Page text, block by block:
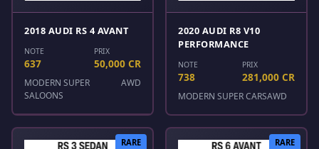
2018 AUDI RS 4 AVANT
NOTE
637
PRIX
50,000 CR
MODERN SUPER
SALOONS
AWD
2020 AUDI R8 V10
PERFORMANCE
NOTE
738
PRIX
281,000 CR
MODERN SUPER CARSAWD
RARE RARE